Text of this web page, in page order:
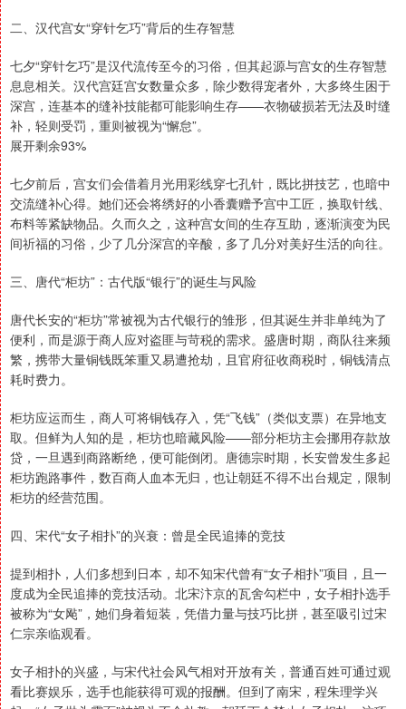
二、汉代宫女“穿针乞巧”背后的生存智慧
七夕“穿针乞巧”是汉代流传至今的习俗，但其起源与宫女的生存智慧
息息相关。汉代宫廷宫女数量众多，除少数得宠者外，大多终生困于
深宫，连基本的缝补技能都可能影响生存——衣物破损若无法及时缝
补，轻则受罚，重则被视为“懈怠”。
展开剩余93%
七夕前后，宫女们会借着月光用彩线穿七孔针，既比拼技艺，也暗中
交流缝补心得。她们还会将绣好的小香囊赠予宫中工匠，换取针线、
布料等紧缺物品。久而久之，这种宫女间的生存互助，逐渐演变为民
间祈福的习俗，少了几分深宫的辛酸，多了几分对美好生活的向往。
三、唐代“柜坊”：古代版“银行”的诞生与风险
唐代长安的“柜坊”常被视为古代银行的雏形，但其诞生并非单纯为了
便利，而是源于商人应对盗匪与苛税的需求。盛唐时期，商队往来频
繁，携带大量铜钱既笨重又易遭抢劫，且官府征收商税时，铜钱清点
耗时费力。
柜坊应运而生，商人可将铜钱存入，凭“飞钱”（类似支票）在异地支
取。但鲜为人知的是，柜坊也暗藏风险——部分柜坊主会挪用存款放
贷，一旦遇到商路断绝，便可能倒闭。唐德宗时期，长安曾发生多起
柜坊跑路事件，数百商人血本无归，也让朝廷不得不出台规定，限制
柜坊的经营范围。
四、宋代“女子相扑”的兴衰：曾是全民追捧的竞技
提到相扑，人们多想到日本，却不知宋代曾有“女子相扑”项目，且一
度成为全民追捧的竞技活动。北宋汴京的瓦舍勾栏中，女子相扑选手
被称为“女飐”，她们身着短装，凭借力量与技巧比拼，甚至吸引过宋
仁宗亲临观看。
女子相扑的兴盛，与宋代社会风气相对开放有关，普通百姓可通过观
看比赛娱乐，选手也能获得可观的报酬。但到了南宋，程朱理学兴